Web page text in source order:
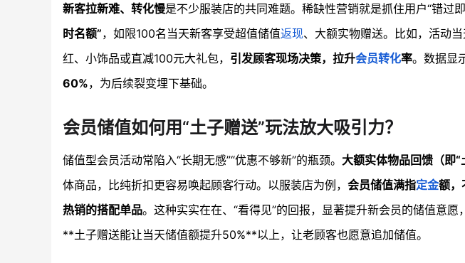
新客拉新难、转化慢是不少服装店的共同难题。稀缺性营销就是抓住用户“错过即
时名额”，如限100名当天新客享受超值储值返现、大额实物赠送。比如，活动
红、小饰品或直减100元大礼包， 引发顾客现场决策，拉升会员转化率。数据显
60%，为后续裂变埋下基础。
会员储值如何用“土子赠送”玩法放大吸引力？
储值型会员活动常陷入“长期无感”“优惠不够新”的瓶颈。 大额实体物品回馈（即“
体商品，比纯折扣更容易唤起顾客行动。以服装店为例， 会员储值满指定金额，
热销的搭配单品。这种实实在在、“看得见”的回报，显著提升新会员的储值意愿
**土子赠送能让当天储值额提升50%**以上，让老顾客也愿意追加储值。